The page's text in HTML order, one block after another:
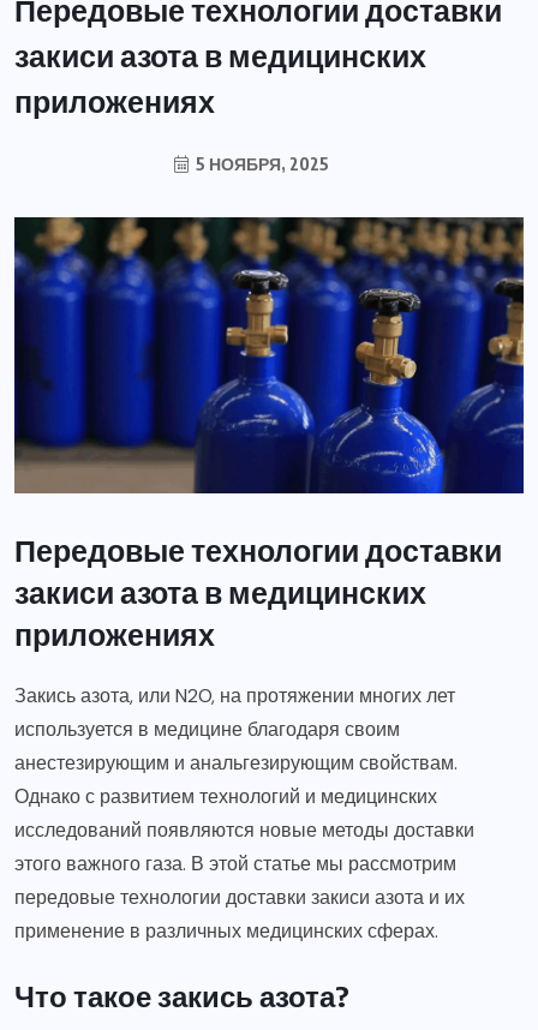
Передовые технологии доставки
закиси азота в медицинских
приложениях
5 НОЯБРЯ, 2025
Передовые технологии доставки
закиси азота в медицинских
приложениях
Закись азота, или N2O, на протяжении многих лет
используется в медицине благодаря своим
анестезирующим и анальгезирующим свойствам.
Однако с развитием технологий и медицинских
исследований появляются новые методы доставки
этого важного газа. В этой статье мы рассмотрим
передовые технологии доставки закиси азота и их
применение в различных медицинских сферах.
Что такое закись азота?